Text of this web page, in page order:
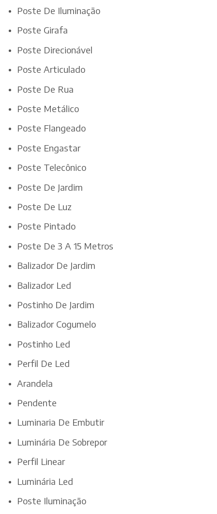
Poste De Iluminação
Poste Girafa
Poste Direcionável
Poste Articulado
Poste De Rua
Poste Metálico
Poste Flangeado
Poste Engastar
Poste Telecônico
Poste De Jardim
Poste De Luz
Poste Pintado
Poste De 3 A 15 Metros
Balizador De Jardim
Balizador Led
Postinho De Jardim
Balizador Cogumelo
Postinho Led
Perfil De Led
Arandela
Pendente
Luminaria De Embutir
Luminária De Sobrepor
Perfil Linear
Luminária Led
Poste Iluminação